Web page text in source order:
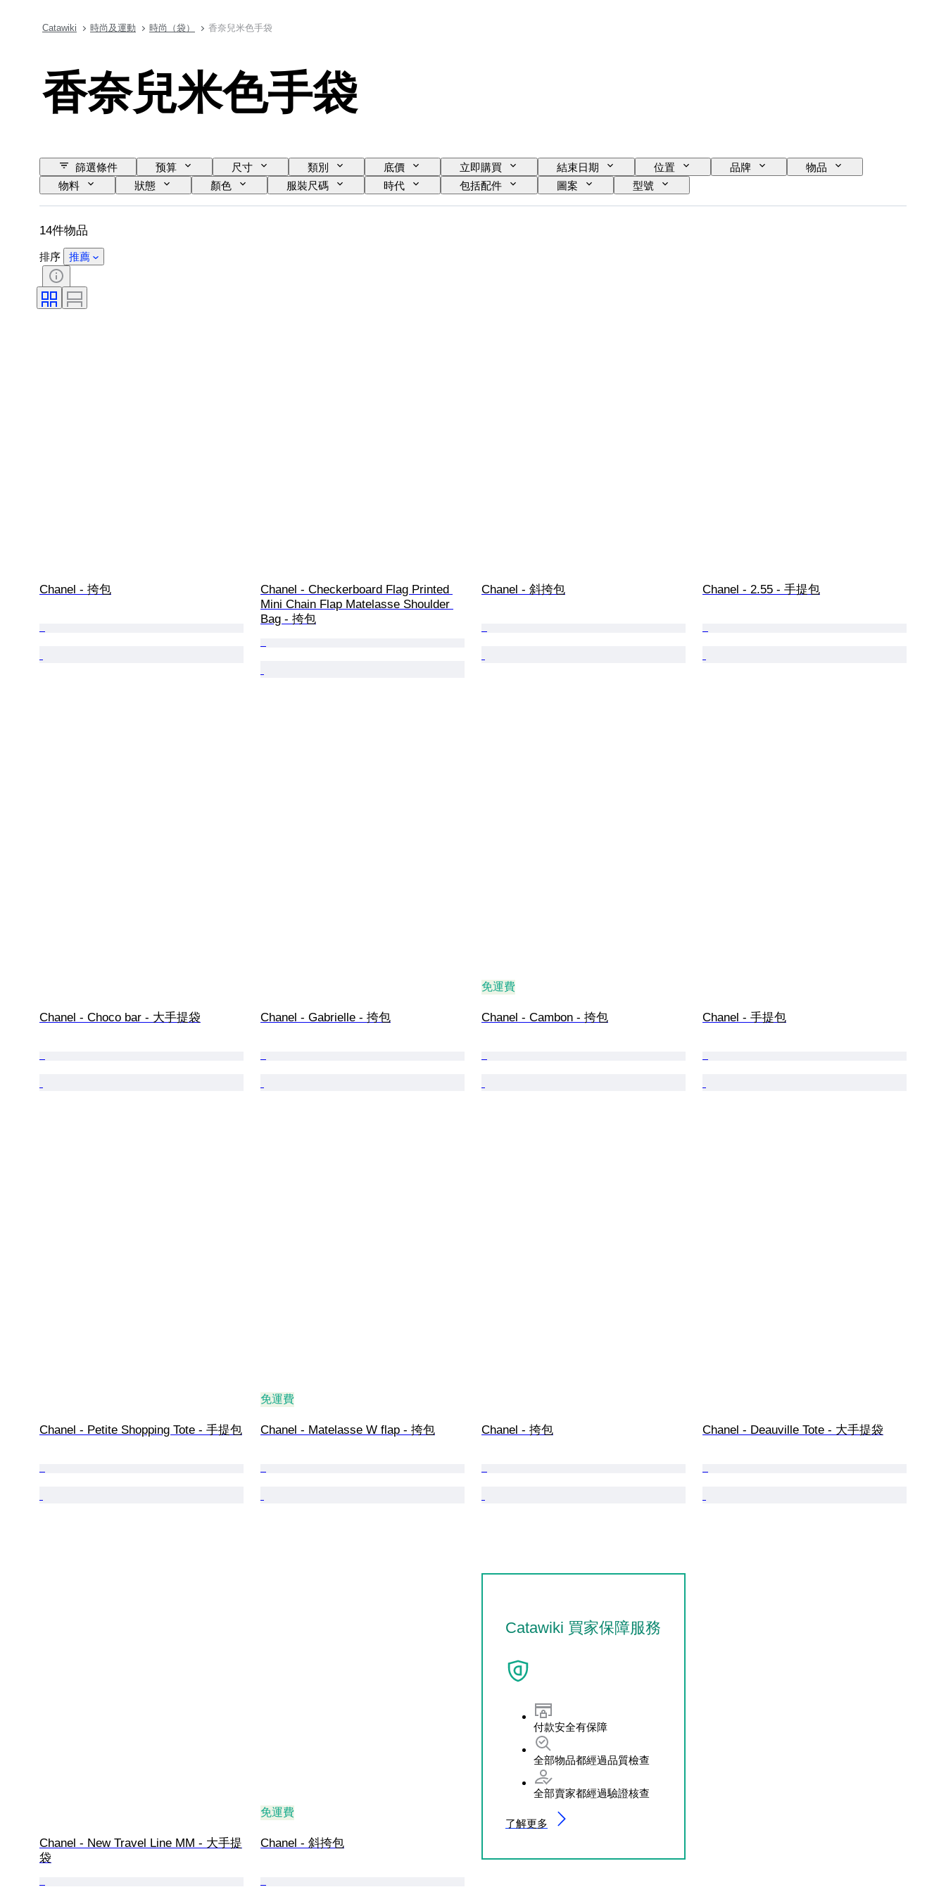
Catawiki 時尚及運動 時尚（袋） 香奈兒米色手袋
香奈兒米色手袋
篩選條件 预算 尺寸 類別 底價 立即購買 結束日期 位置 品牌
物品
物料
狀態 顏色 服裝尺碼 時代 包括配件 圖案 型號
14件物品
排序 推薦
Chanel - 挎包
Chanel - Checkerboard Flag Printed
Mini Chain Flap Matelasse Shoulder
Bag - 挎包
Chanel - 斜挎包 Chanel - 2.55 - 手提包
Chanel - Choco bar - 大手提袋 Chanel - Gabrielle - 挎包
免運費
Chanel - Cambon - 挎包 Chanel - 手提包
Chanel - Petite Shopping Tote - 手提包
免運費
Chanel - Matelasse W flap - 挎包 Chanel - 挎包 Chanel - Deauville Tote - 大手提袋
Chanel - New Travel Line MM - 大手提
袋
免運費
Chanel - 斜挎包
Catawiki 買家保障服務
付款安全有保障
全部物品都經過品質檢查
全部賣家都經過驗證核查
了解更多